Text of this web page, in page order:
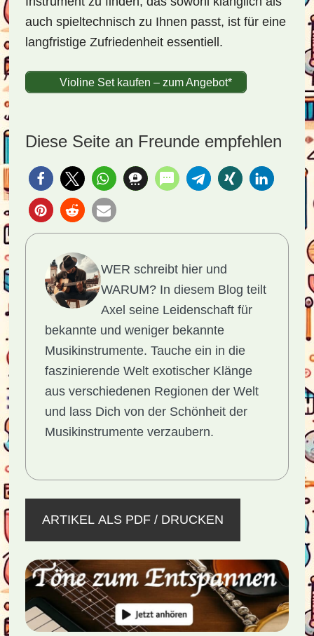
auch spieltechnisch zu Ihnen passt, ist für eine
langfristige Zufriedenheit essentiell.
Violine Set kaufen – zum Angebot*
Diese Seite an Freunde empfehlen
WER schreibt hier und
WARUM?In diesem Blog teilt
Axel seine Leidenschaft für
bekannte und weniger bekannte
Musikinstrumente. Tauche ein in die
faszinierende Welt exotischer Klänge
aus verschiedenen Regionen der Welt
und lass Dich von der Schönheit der
Musikinstrumente verzaubern.
ARTIKEL ALS PDF / DRUCKEN